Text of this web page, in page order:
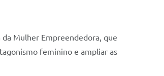
Mulher Empreendedora, que
feminino e ampliar as